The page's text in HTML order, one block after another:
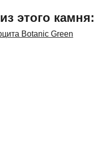
этого камня: